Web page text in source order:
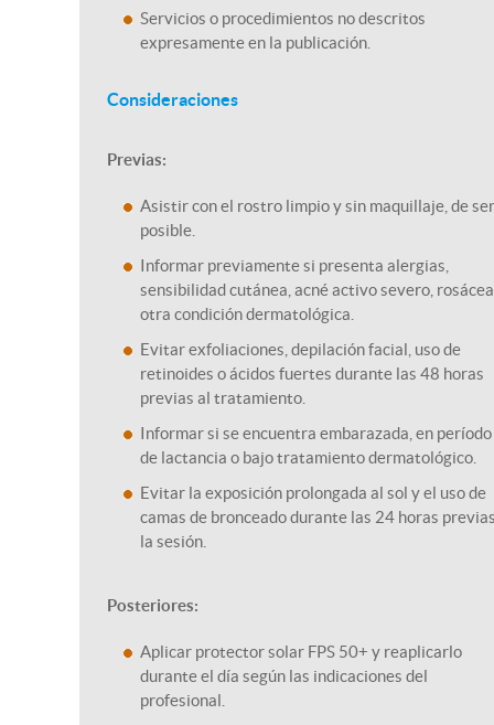
Servicios o procedimientos no descritos
expresamente en la publicación.
Consideraciones
Previas:
Asistir con el rostro limpio y sin maquillaje, de ser
posible.
Informar previamente si presenta alergias,
sensibilidad cutánea, acné activo severo,
otra condición dermatológica.
Evitar exfoliaciones, depilación facial, uso de
retinoides o ácidos fuertes durante las 48 horas
previas al tratamiento.
Informar si se encuentra embarazada, en período
de lactancia o bajo tratamiento dermatológico.
Evitar la exposición prolongada al sol y el uso de
camas de bronceado durante las 24 horas
la sesión.
Posteriores:
Aplicar protector solar FPS 50+ y reaplicarlo
durante el día según las indicaciones del
profesional.